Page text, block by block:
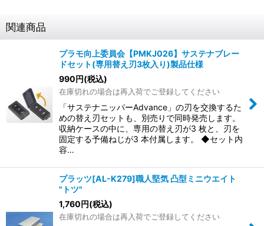
関連商品
プラモ向上委員会【PMKJ026】サステナブレー
ドセット(専用替え刃3枚入り)製品仕様
990円(税込)
在庫切れの場合は再入荷でご登録してください
「サステナニッパーAdvance」の刃を交換するた
めの替え刃セットも、別売りで同時発売します。
収納ケースの中に、専用の替え刃が3 枚と、刃を
固定する予備ねじが3 本付属します。 ◆セット内
容…
プラッツ[AL-K279]職人堅気 凸型ミニウエイト
"トツ"
1,760円(税込)
在庫切れの場合は再入荷でご登録してください